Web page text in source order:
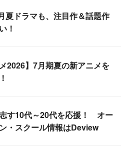
夏ドラマも、注目作＆話題作
！
メ2026】7月期夏の新アニメを
す10代～20代を応援！ オー
・スクール情報はDeview